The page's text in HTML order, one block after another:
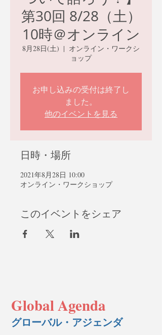
第30回 8/28（土）
10時＠オンライン
8月28日(土)
  |
オンライン・ワークシ
ョップ
お申し込みの受付は終了し
ました。
他のイベントを見る
日時・場所
2021年8月28日 10:00
オンライン・ワークショップ
このイベントをシェア
Global Agenda
グローバル・アジェンダ